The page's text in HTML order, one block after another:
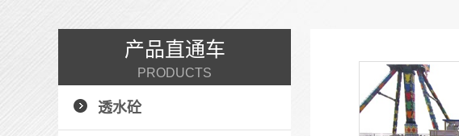
产品直通车
PRODUCTS
透水砼
仿石压花地坪
压花地坪的用途压花地坪具有美观、不褪色、质地坚固、